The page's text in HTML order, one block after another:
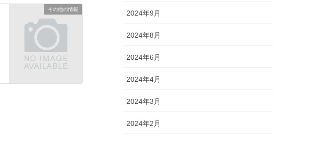
その他の情報 2024年9月
2024年8月
2024年6月
2024年4月
2024年3月
2024年2月